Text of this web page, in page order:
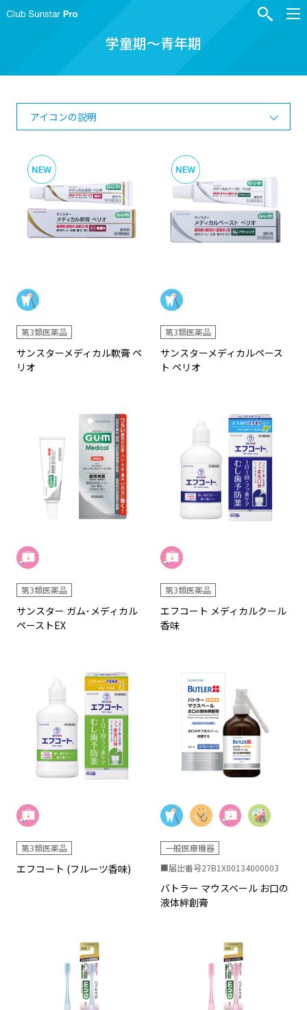
学童期～青年期
アイコンの説明
第3類医薬品
サンスターメディカル軟膏 ペ
リオ
第3類医薬品
サンスターメディカルペース
ト ペリオ
第3類医薬品
サンスター ガム･メディカル
ペーストEX
第3類医薬品
エフコート メディカルクール
香味
第3類医薬品
エフコート (フルーツ香味)
一般医療機器
■届出番号27B1X00134000003
バトラー マウスベール お口の
液体絆創膏